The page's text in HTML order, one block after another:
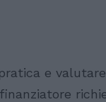
e